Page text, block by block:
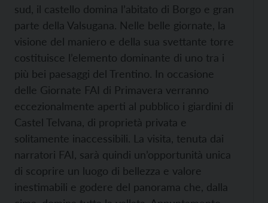
sud, il castello domina l’abitato di Borgo e gran
parte della Valsugana. Nelle belle giornate, la
visione del maniero e della sua svettante torre
costituisce l’elemento dominante di uno tra i
più bei paesaggi del Trentino. In occasione
delle Giornate FAI di Primavera verranno
eccezionalmente aperti al pubblico i giardini di
Castel Telvana, di proprietà privata e
solitamente inaccessibili. La visita, tenuta dai
narratori FAI, sarà quindi un’opportunità unica
di scoprire un luogo di bellezza e valore
inestimabili e godere del panorama che, dalla